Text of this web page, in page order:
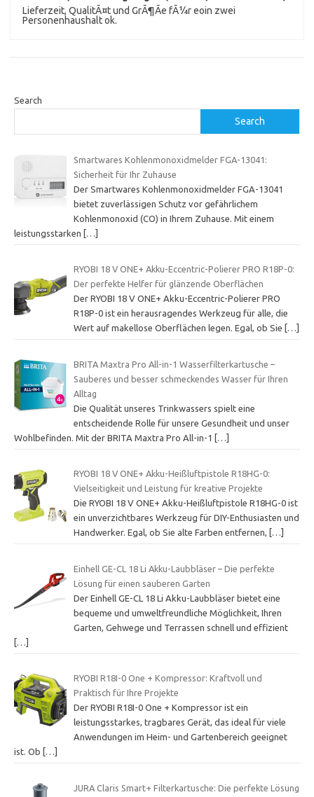
Lieferzeit, QualitÃ¤t und GrÃ¶Ãe fÃ¼r eoin zwei
Personenhaushalt ok.
Search
Search
Smartwares Kohlenmonoxidmelder FGA-13041:
Sicherheit für Ihr Zuhause
Der Smartwares Kohlenmonoxidmelder FGA-13041
bietet zuverlässigen Schutz vor gefährlichem
Kohlenmonoxid (CO) in Ihrem Zuhause. Mit einem
leistungsstarken […]
RYOBI 18 V ONE+ Akku-Eccentric-Polierer PRO R18P-0:
Der perfekte Helfer für glänzende Oberflächen
Der RYOBI 18 V ONE+ Akku-Eccentric-Polierer PRO
R18P-0 ist ein herausragendes Werkzeug für alle, die
Wert auf makellose Oberflächen legen. Egal, ob Sie
[…]
BRITA Maxtra Pro All-in-1 Wasserfilterkartusche –
Sauberes und besser schmeckendes Wasser für Ihren
Alltag
Die Qualität unseres Trinkwassers spielt eine
entscheidende Rolle für unsere Gesundheit und unser
Wohlbefinden. Mit der BRITA Maxtra Pro All-in-1 […]
RYOBI 18 V ONE+ Akku-Heißluftpistole R18HG-0:
Vielseitigkeit und Leistung für kreative Projekte
Die RYOBI 18 V ONE+ Akku-Heißluftpistole R18HG-0 ist
ein unverzichtbares Werkzeug für DIY-Enthusiasten und
Handwerker. Egal, ob Sie alte Farben entfernen,
[…]
Einhell GE-CL 18 Li Akku-Laubbläser – Die perfekte
Lösung für einen sauberen Garten
Der Einhell GE-CL 18 Li Akku-Laubbläser bietet eine
bequeme und umweltfreundliche Möglichkeit, Ihren
Garten, Gehwege und Terrassen schnell und effizient
[…]
RYOBI R18I-0 One + Kompressor: Kraftvoll und
Praktisch für Ihre Projekte
Der RYOBI R18I-0 One + Kompressor ist ein
leistungsstarkes, tragbares Gerät, das ideal für viele
Anwendungen im Heim- und Gartenbereich geeignet
ist. Ob
[…]
JURA Claris Smart+ Filterkartusche: Die perfekte Lösung